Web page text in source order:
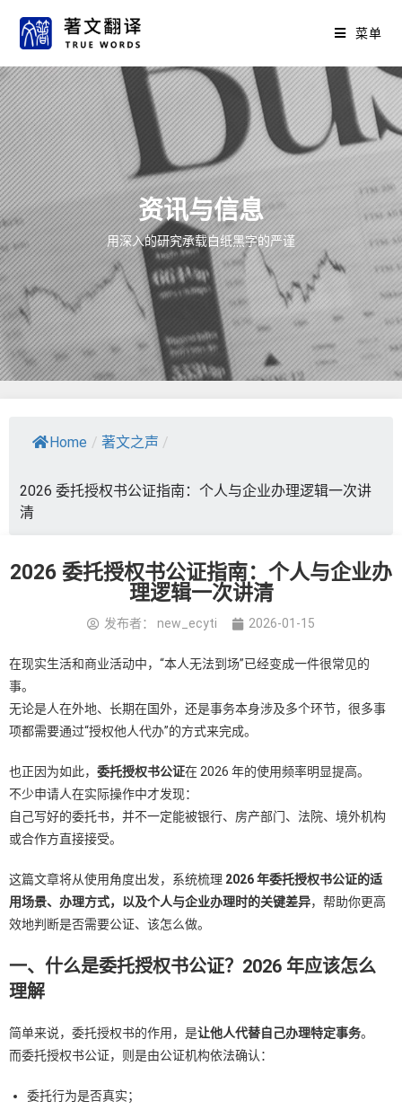
菜单
资讯与信息
用深入的研究承载白纸黑字的严谨
Home / 著文之声 /
2026 委托授权书公证指南：个人与企业办理逻辑一次讲
清
2026 委托授权书公证指南：个人与企业办
理逻辑一次讲清
发布者： new_ecyti 2026-01-15
在现实生活和商业活动中，“本人无法到场”已经变成一件很常见的
事。
无论是人在外地、长期在国外，还是事务本身涉及多个环节，很多事
项都需要通过“授权他人代办”的方式来完成。
也正因为如此， 委托授权书公证在 2026 年的使用频率明显提高。
不少申请人在实际操作中才发现：
自己写好的委托书，并不一定能被银行、房产部门、法院、境外机构
或合作方直接接受。
这篇文章将从使用角度出发，系统梳理 2026 年委托授权书公证的适
用场景、办理方式，以及个人与企业办理时的关键差异，帮助你更高
效地判断是否需要公证、该怎么做。
一、什么是委托授权书公证？2026 年应该怎么
理解
简单来说，委托授权书的作用，是让他人代替自己办理特定事务。
而委托授权书公证，则是由公证机构依法确认：
委托行为是否真实；